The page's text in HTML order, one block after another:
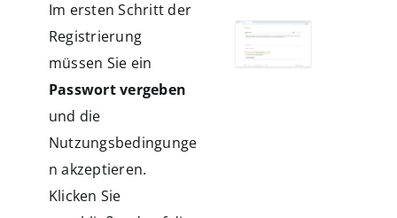
Im ersten Schritt der
Registrierung
müssen Sie ein
Passwort vergeben
und die
Nutzungsbedingunge
n akzeptieren.
Klicken Sie